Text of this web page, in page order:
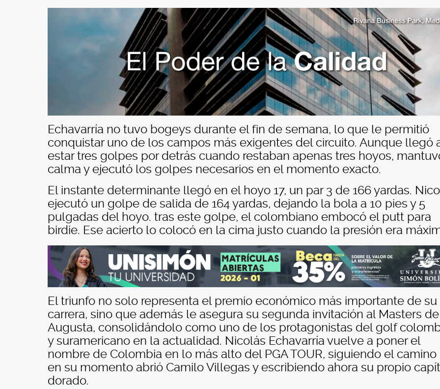
Echavarría no tuvo bogeys durante el fin de semana, lo que le permitió
conquistar uno de los campos más exigentes del circuito. Aunque llegó
estar tres golpes por detrás cuando restaban apenas tres hoyos,
calma y ejecutó los golpes necesarios en el momento exacto.
El instante determinante llegó en el hoyo 17, un par 3 de 166 yardas. Nico
ejecutó un golpe de salida de 164 yardas, dejando la bola a 10 pies y 5
pulgadas del hoyo. tras este golpe, el colombiano embocó el putt para
birdie. Ese acierto lo colocó en la cima justo cuando la presión era
El triunfo no solo representa el premio económico más importante de su
carrera, sino que además le asegura su segunda invitación al Masters de
Augusta, consolidándolo como uno de los protagonistas del golf
y suramericano en la actualidad. Nicolás Echavarría vuelve a poner el
nombre de Colombia en lo más alto del PGA TOUR, siguiendo el
en su momento abrió Camilo Villegas y escribiendo ahora su propio
dorado.